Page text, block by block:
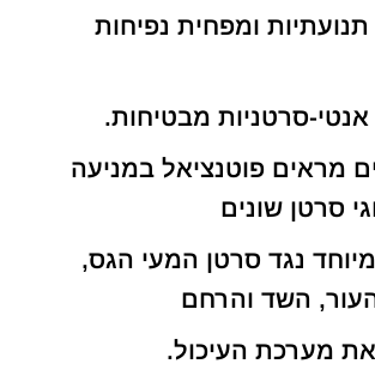
ומפחית נפיחות
מראים פוטנציאל במניעה
סרטן שונים
נגד סרטן המעי הגס,
השד והרחם